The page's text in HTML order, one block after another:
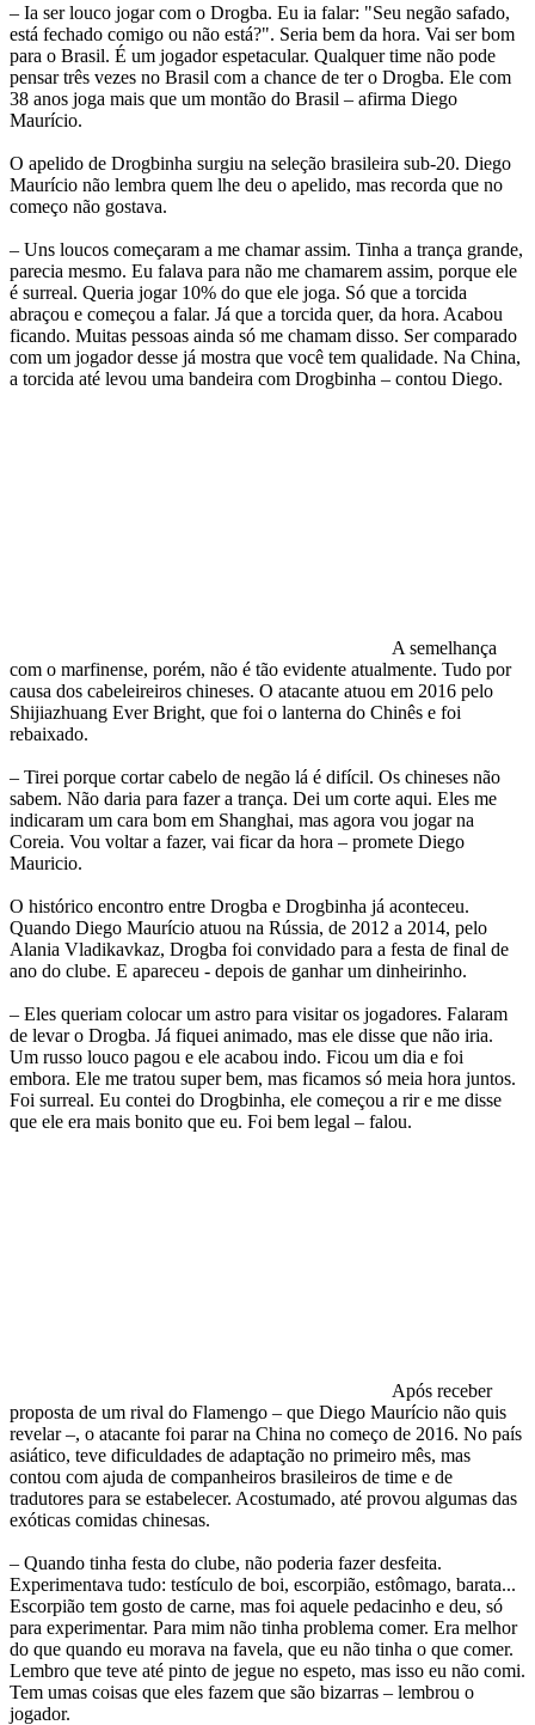
– Ia ser louco jogar com o Drogba. Eu ia falar: "Seu negão safado,
está fechado comigo ou não está?". Seria bem da hora. Vai ser bom
para o Brasil. É um jogador espetacular. Qualquer time não pode
pensar três vezes no Brasil com a chance de ter o Drogba. Ele com
38 anos joga mais que um montão do Brasil – afirma Diego
Maurício.
O apelido de Drogbinha surgiu na seleção brasileira sub-20. Diego
Maurício não lembra quem lhe deu o apelido, mas recorda que no
começo não gostava.
– Uns loucos começaram a me chamar assim. Tinha a trança grande,
parecia mesmo. Eu falava para não me chamarem assim, porque ele
é surreal. Queria jogar 10% do que ele joga. Só que a torcida
abraçou e começou a falar. Já que a torcida quer, da hora. Acabou
ficando. Muitas pessoas ainda só me chamam disso. Ser comparado
com um jogador desse já mostra que você tem qualidade. Na China,
a torcida até levou uma bandeira com Drogbinha – contou Diego.
A semelhança
com o marfinense, porém, não é tão evidente atualmente. Tudo por
causa dos cabeleireiros chineses. O atacante atuou em 2016 pelo
Shijiazhuang Ever Bright, que foi o lanterna do Chinês e foi
rebaixado.
– Tirei porque cortar cabelo de negão lá é difícil. Os chineses não
sabem. Não daria para fazer a trança. Dei um corte aqui. Eles me
indicaram um cara bom em Shanghai, mas agora vou jogar na
Coreia. Vou voltar a fazer, vai ficar da hora – promete Diego
Mauricio.
O histórico encontro entre Drogba e Drogbinha já aconteceu.
Quando Diego Maurício atuou na Rússia, de 2012 a 2014, pelo
Alania Vladikavkaz, Drogba foi convidado para a festa de final de
ano do clube. E apareceu - depois de ganhar um dinheirinho.
– Eles queriam colocar um astro para visitar os jogadores. Falaram
de levar o Drogba. Já fiquei animado, mas ele disse que não iria.
Um russo louco pagou e ele acabou indo. Ficou um dia e foi
embora. Ele me tratou super bem, mas ficamos só meia hora juntos.
Foi surreal. Eu contei do Drogbinha, ele começou a rir e me disse
que ele era mais bonito que eu. Foi bem legal – falou.
Após receber
proposta de um rival do Flamengo – que Diego Maurício não quis
revelar –, o atacante foi parar na China no começo de 2016. No país
asiático, teve dificuldades de adaptação no primeiro mês, mas
contou com ajuda de companheiros brasileiros de time e de
tradutores para se estabelecer. Acostumado, até provou algumas das
exóticas comidas chinesas.
– Quando tinha festa do clube, não poderia fazer desfeita.
Experimentava tudo: testículo de boi, escorpião, estômago, barata...
Escorpião tem gosto de carne, mas foi aquele pedacinho e deu, só
para experimentar. Para mim não tinha problema comer. Era melhor
do que quando eu morava na favela, que eu não tinha o que comer.
Lembro que teve até pinto de jegue no espeto, mas isso eu não comi.
Tem umas coisas que eles fazem que são bizarras – lembrou o
jogador.